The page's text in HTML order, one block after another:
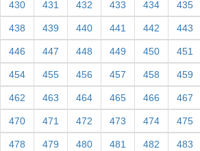
430 431 432 433 434 435
438 439 440 441 442 443
446 447 448 449 450 451
454 455 456 457 458 459
462 463 464 465 466 467
470 471 472 473 474 475
478 479 480 481 482 483